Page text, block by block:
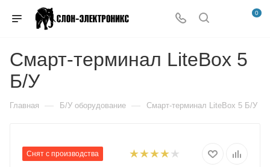
0
Смарт-терминал LiteBox 5
Б/У
Главная — Б/У оборудование — Смарт-терминал LiteBox 5 Б/У
Снят с производства